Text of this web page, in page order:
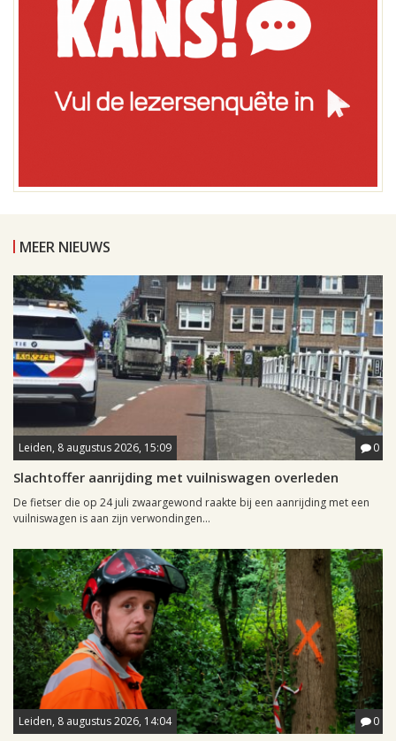
MEER NIEUWS
Leiden, 8 augustus 2026, 15:09 0
Slachtoffer aanrijding met vuilniswagen overleden
De fietser die op 24 juli zwaargewond raakte bij een aanrijding met een
vuilniswagen is aan zijn verwondingen...
Leiden, 8 augustus 2026, 14:04 0